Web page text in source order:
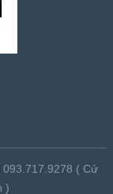
093.717.9278 ( Cử
)